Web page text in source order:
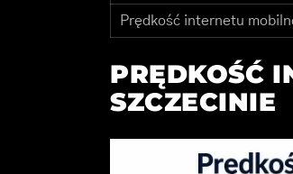
Prędkość internetu
PRĘDKOŚĆ
SZCZECINIE